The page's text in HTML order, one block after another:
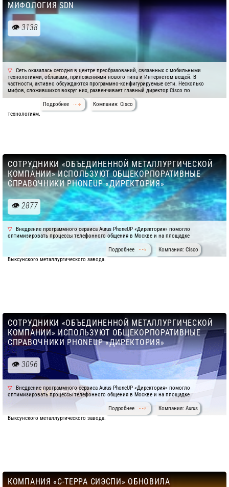
МИФОЛОГИЯ SDN
3138
Сеть оказалась сегодня в центре преобразований, связанных с мобильными
технологиями, облаками, приложениями нового типа и Интернетом вещей. В
частности, активно обсуждаются программно-конфигурируемые сети. Несколько
мифов, сложившихся вокруг них, развенчивает главный директор Cisco по
технологиям.
Подробнее Компания: Cisco
СОТРУДНИКИ «ОБЪЕДИНЕННОЙ МЕТАЛЛУРГИЧЕСКОЙ
КОМПАНИИ» ИСПОЛЬЗУЮТ ОБЩЕКОРПОРАТИВНЫЕ
СПРАВОЧНИКИ PHONEUP «ДИРЕКТОРИЯ»
2877
Внедрение программного сервиса Aurus PhoneUP «Директория» помогло
оптимизировать процессы телефонного общения в Москве и на площадке
Выксунского металлургического завода.
Подробнее Компания: Cisco
СОТРУДНИКИ «ОБЪЕДИНЕННОЙ МЕТАЛЛУРГИЧЕСКОЙ
КОМПАНИИ» ИСПОЛЬЗУЮТ ОБЩЕКОРПОРАТИВНЫЕ
СПРАВОЧНИКИ PHONEUP «ДИРЕКТОРИЯ»
3096
Внедрение программного сервиса Aurus PhoneUP «Директория» помогло
оптимизировать процессы телефонного общения в Москве и на площадке
Выксунского металлургического завода.
Подробнее Компания: Aurus
КОМПАНИЯ «С-ТЕРРА СИЭСПИ» ОБНОВИЛА